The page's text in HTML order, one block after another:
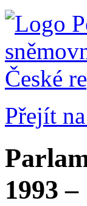
Přejít
1993 –